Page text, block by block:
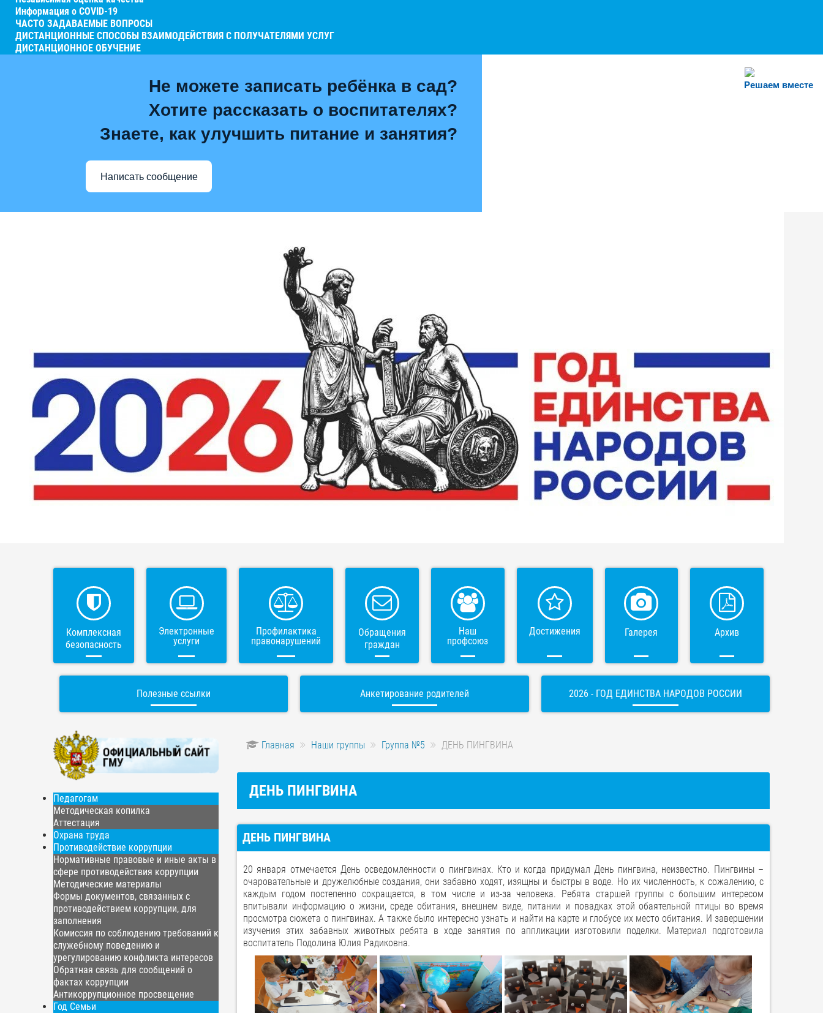
Информация о COVID-19
ЧАСТО ЗАДАВАЕМЫЕ ВОПРОСЫ
ДИСТАНЦИОННЫЕ СПОСОБЫ ВЗАИМОДЕЙСТВИЯ С ПОЛУЧАТЕЛЯМИ УСЛУГ
ДИСТАНЦИОННОЕ ОБУЧЕНИЕ
Решаем вместе
Не можете записать ребёнка в сад?
Хотите рассказать о воспитателях?
Знаете, как улучшить питание и занятия?
Написать сообщение
Комплексная
безопасность
Электронные
услуги
Профилактика
правонарушений
Обращения
граждан
Наш
профсоюз
Достижения Галерея Архив
Полезные ссылки Анкетирование родителей 2026 - ГОД ЕДИНСТВА НАРОДОВ РОССИИ
Педагогам
Методическая копилка
Аттестация
Охрана труда
Противодействие коррупции
Нормативные правовые и иные акты в
сфере противодействия коррупции
Методические материалы
Формы документов, связанных с
противодействием коррупции, для
заполнения
Комиссия по соблюдению требований к
служебному поведению и
урегулированию конфликта интересов
Обратная связь для сообщений о
фактах коррупции
Антикоррупционное просвещение
Год Семьи
Главная Наши группы Группа №5 ДЕНЬ ПИНГВИНА
ДЕНЬ ПИНГВИНА
ДЕНЬ ПИНГВИНА
20 января отмечается День осведомленности о пингвинах. Кто и когда придумал День пингвина, неизвестно. Пингвины –
очаровательные и дружелюбные создания, они забавно ходят, изящны и быстры в воде. Но их численность, к сожалению, с
каждым годом постепенно сокращается, в том числе и из-за человека. Ребята старшей группы с большим интересом
впитывали информацию о жизни, среде обитания, внешнем виде, питании и повадках этой обаятельной птицы во время
просмотра сюжета о пингвинах. А также было интересно узнать и найти на карте и глобусе их место обитания. И завершении
изучения этих забавных животных ребята в ходе занятия по аппликации изготовили поделки. Материал подготовила
воспитатель Подолина Юлия Радиковна.